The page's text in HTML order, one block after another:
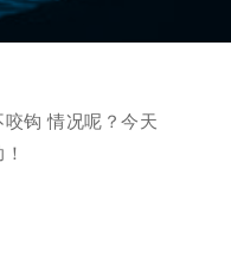
钩 情况呢？今天